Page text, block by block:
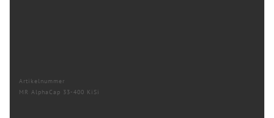
Artikelnummer
MR AlphaCap 33-400 KiSi